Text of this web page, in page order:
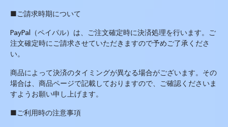
■ご請求時期について
PayPal
（ペイパル）は、ご注文確定時に決済処理を行います。ご
注文確定時にご請求させていただきますので予めご了承くださ
い。
商品によって決済のタイミングが異なる場合がございます。その
場合は、商品ページで記載しておりますので、ご確認くださいま
すようお願い申し上げます。
■ご利用時の注意事項